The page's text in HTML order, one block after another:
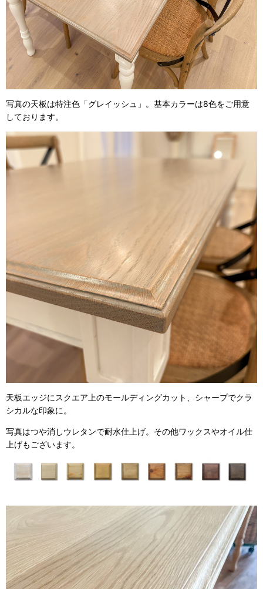
写真の天板は特注色「グレイッシュ」。基本カラーは8色をご用意
しております。
天板エッジにスクエア上のモールディングカット、シャープでクラ
シカルな印象に。
写真はつや消しウレタンで耐水仕上げ。その他ワックスやオイル仕
上げもございます。